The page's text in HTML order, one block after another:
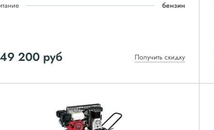
бензин
200 руб Получить скидку